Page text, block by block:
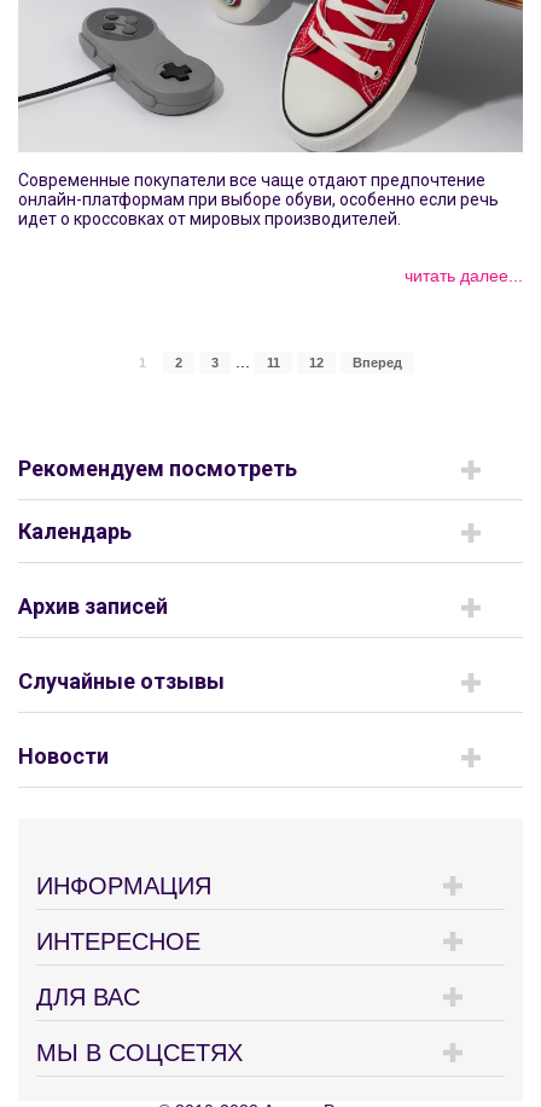
Современные покупатели все чаще отдают предпочтение
онлайн-платформам при выборе обуви, особенно если речь
идет о кроссовках от мировых производителей.
читать далее...
1 2 3 11 12 Вперед
Рекомендуем посмотреть
Календарь
Архив записей
Случайные отзывы
Новости
ИНФОРМАЦИЯ
ИНТЕРЕСНОЕ
ДЛЯ ВАС
МЫ В СОЦСЕТЯХ